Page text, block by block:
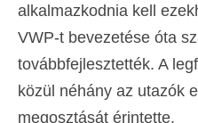
alkalmazkodnia kell
VWP-t bevezetése óta
továbbfejlesztették. A
közül néhány az utazók
megosztását érintette.